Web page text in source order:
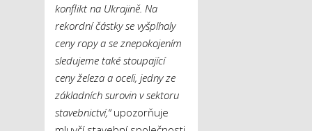
konflikt na Ukrajině. Na
rekordní částky se vyšplhaly
ceny ropy a se znepokojením
sledujeme také stoupající
ceny železa a oceli, jedny ze
základních surovin v sektoru
stavebnictví,“upozorňuje